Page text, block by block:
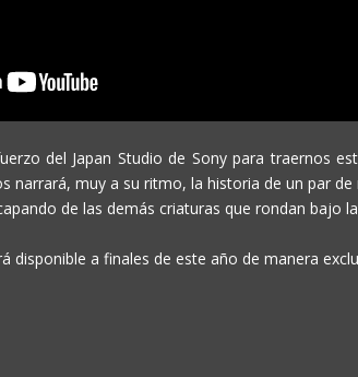
del Japan Studio de Sony para traernos
narrará, muy a su ritmo, la historia de un par
de las demás criaturas que rondan bajo
disponible a finales de este año de manera